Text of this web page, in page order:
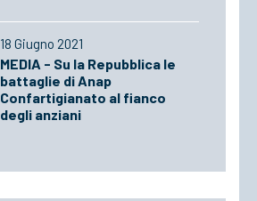
18 Giugno 2021
MEDIA - Su la Repubblica le
battaglie di Anap
Confartigianato al fianco
degli anziani